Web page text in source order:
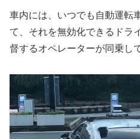
車内には、いつでも自動運転
て、それを無効化できるドラ
督するオペレーターが同乗し